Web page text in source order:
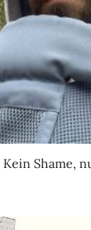
Shame,